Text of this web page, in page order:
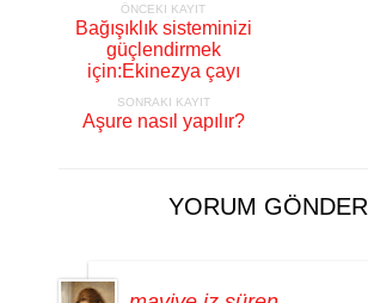
ÖNCEKI KAYIT
Bağışıklık sisteminizi
güçlendirmek
için:Ekinezya çayı
SONRAKI KAYIT
Aşure nasıl yapılır?
YORUM GÖNDER